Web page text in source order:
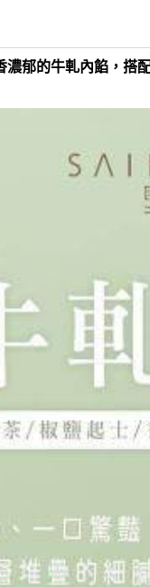
郁的牛軋內餡，搭